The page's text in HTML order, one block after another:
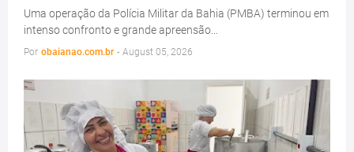
Uma operação da Polícia Militar da Bahia (PMBA) terminou em
intenso confronto e grande apreensão…
Por obaianao.com.br - August 05, 2026